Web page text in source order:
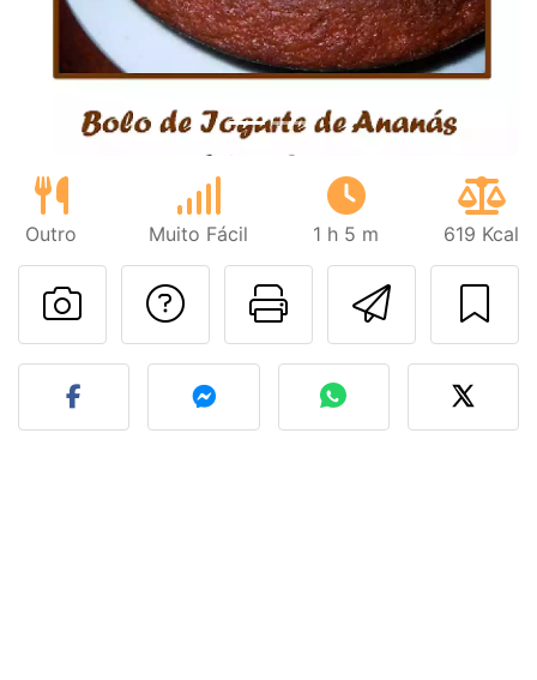
Outro Muito Fácil 1 h 5 m 619 Kcal
Imprima
Falar com o autor
Fez esta receita?